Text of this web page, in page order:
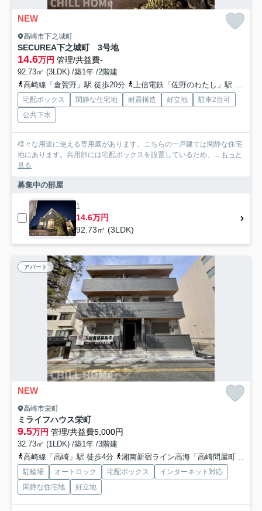
NEW
高崎市下之城町
SECUREA下之城町 3号地
14.6万円 管理/共益費-
92.73㎡ (3LDK) /築1年 /2階建
高崎線「倉賀野」駅 徒歩20分
上信電鉄「佐野のわたし」駅 徒歩32分
宅配ボックス 閑静な住宅地 耐震構造 好立地
駐車2台可
公共下水
様々な用途に使える専用庭があります。こちらの一戸建ては閑静な住宅
地にあります。共用部には宅配ボックスを設置しているため、...
もっと
見る
募集中の部屋
1
14.6万円
92.73㎡ (3LDK)
アパート
NEW
高崎市栄町
ミライフハウス栄町
9.5万円 管理/共益費5,000円
32.73㎡ (1LDK) /築1年 /3階建
高崎線「高崎」駅 徒歩4分
湘南新宿ライン高海「高崎問屋町」駅 徒歩40分
駐輪場 オートロック 宅配ボックス
インターネット対応
閑静な住宅地
好立地